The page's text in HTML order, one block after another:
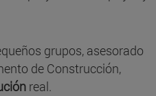
grupos, asesorado
de Construcción,
real.